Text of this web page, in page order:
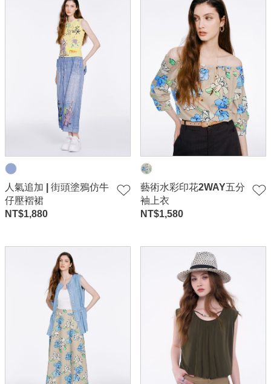
人氣追加 | 街頭塗鴉仿牛
仔壓褶裙
NT$1,880
藝術水彩印花2WAY五分
袖上衣
NT$1,580